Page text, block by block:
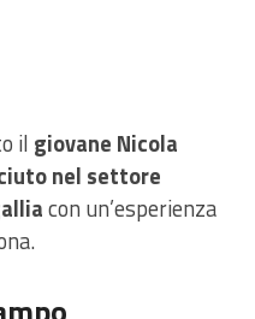
il giovane Nicola
nel settore
con un’esperienza